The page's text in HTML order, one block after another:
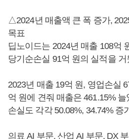
△2024년 매출액 큰 폭 증가,
목표
딥노이드는 2024년 매출 108억
당기순손실 91억 원의 실적을 거
2023년 매출 19억 원, 영업손실
억 원에 견줘 매출은 461.15%
손실도 각각 50.08%, 34.74% 증
의료 AI 부문, 산업 AI 부문, DX